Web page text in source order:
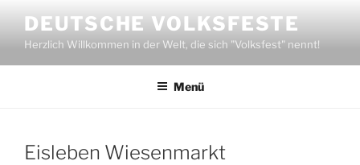
Inhalt
springen
DEUTSCHE VOLKSFESTE
Herzlich Willkommen in der Welt, die sich "Volksfest" nennt!
Menü
Eisleben Wiesenmarkt